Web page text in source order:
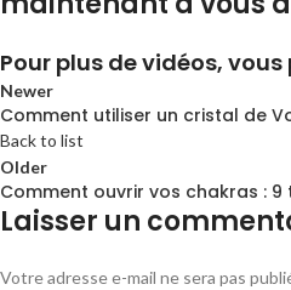
Pour plus de vidéos,
Newer
Comment utiliser un cristal de
Back to list
Older
Comment ouvrir vos chakras :
Laisser un
Votre adresse e-mail ne sera pas